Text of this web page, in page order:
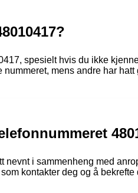
spesielt hvis du ikke
mens andre har hatt
nevnt i sammenheng med
kontakter deg og å bekrefte